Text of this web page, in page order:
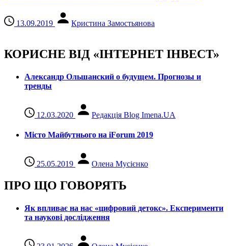
13.09.2019 Кристина Замостьянова
КОРИСНЕ ВІД «ІНТЕРНЕТ ІНВЕСТ»
Александр Ольшанский о будущем. Прогнозы и
тренды
12.03.2020 Редакція Blog Imena.UA
Місто Майбутнього на iForum 2019
25.05.2019 Олена Мусієнко
ПРО ЩО ГОВОРЯТЬ
Як впливає на нас «цифровий детокс». Експерименти
та наукові дослідження